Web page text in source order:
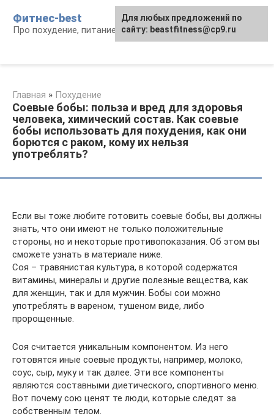
контенту
Фитнес-best
Про похудение, питание и фитнес
Главная » Похудение
Соевые бобы: польза и вред для здоровья
человека, химический состав. Как соевые
бобы использовать для похудения, как они
борются с раком, кому их нельзя
употреблять?
Если вы тоже любите готовить соевые бобы, вы должны
знать, что они имеют не только положительные
стороны, но и некоторые противопоказания. Об этом вы
сможете узнать в материале ниже.
Соя – травянистая культура, в которой содержатся
витамины, минералы и другие полезные вещества, как
для женщин, так и для мужчин. Бобы сои можно
употреблять в вареном, тушеном виде, либо
пророщенные.
Соя считается уникальным компонентом. Из него
готовятся иные соевые продукты, например, молоко,
соус, сыр, муку и так далее. Эти все компоненты
являются составными диетического, спортивного меню.
Вот почему сою ценят те люди, которые следят за
собственным телом.
Для любых предложений по
сайту: beastfitness@cp9.ru